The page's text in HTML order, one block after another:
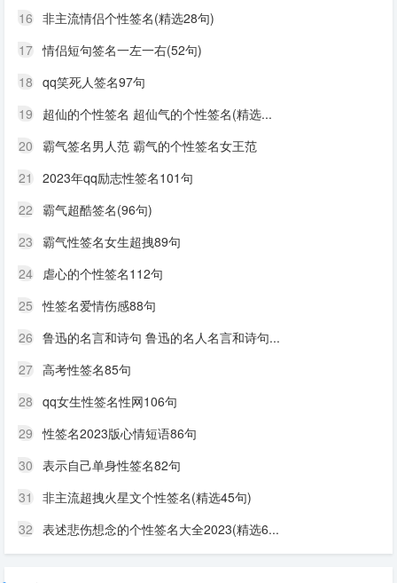
16 非主流情侣个性签名(精选28句)
17 情侣短句签名一左一右(52句)
18 qq笑死人签名97句
19 超仙的个性签名 超仙气的个性签名(精选...
20 霸气签名男人范 霸气的个性签名女王范
21
2023年qq励志性签名101句
22 霸气超酷签名(96句)
23 霸气性签名女生超拽89句
24 虐心的个性签名112句
25 性签名爱情伤感88句
26 鲁迅的名言和诗句 鲁迅的名人名言和诗句...
27 高考性签名85句
28 qq女生性签名性网106句
29 性签名2023版心情短语86句
30 表示自己单身性签名82句
31
非主流超拽火星文个性签名(精选45句)
32 表述悲伤想念的个性签名大全2023(精选6...